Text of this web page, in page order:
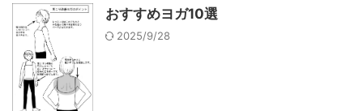
おすすめヨガ10選
2025/9/28